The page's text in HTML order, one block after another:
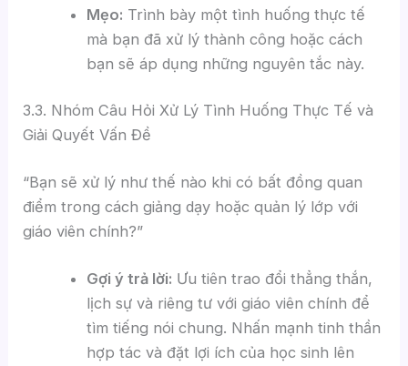
Mẹo: Trình bày một tình huống thực tế
mà bạn đã xử lý thành công hoặc cách
bạn sẽ áp dụng những nguyên tắc này.
3.3. Nhóm Câu Hỏi Xử Lý Tình Huống Thực Tế và
Giải Quyết Vấn Đề
“Bạn sẽ xử lý như thế nào khi có bất đồng quan
điểm trong cách giảng dạy hoặc quản lý lớp với
giáo viên chính?”
Gợi ý trả lời: Ưu tiên trao đổi thẳng thắn,
lịch sự và riêng tư với giáo viên chính để
tìm tiếng nói chung. Nhấn mạnh tinh thần
hợp tác và đặt lợi ích của học sinh lên